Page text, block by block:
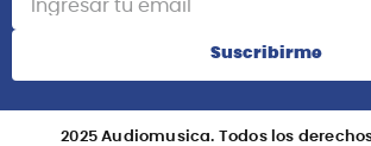
Suscribirme
2025 Audiomusica. Todos los